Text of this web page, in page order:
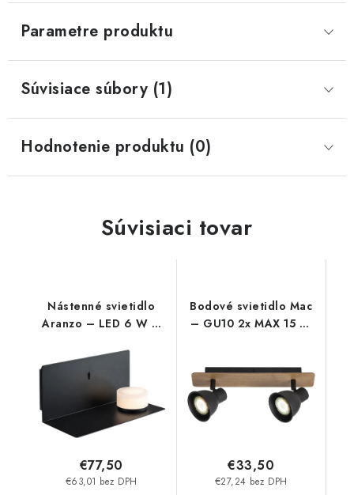
Parametre produktu
Súvisiace súbory (1)
Hodnotenie produktu (0)
Súvisiaci tovar
Nástenné svietidlo
Aranzo – LED 6 W –
€63,01 bez DPH
€77,50
Bodové svietidlo Mac
– GU10 2x MAX 15 W
€27,24 bez DPH
€33,50